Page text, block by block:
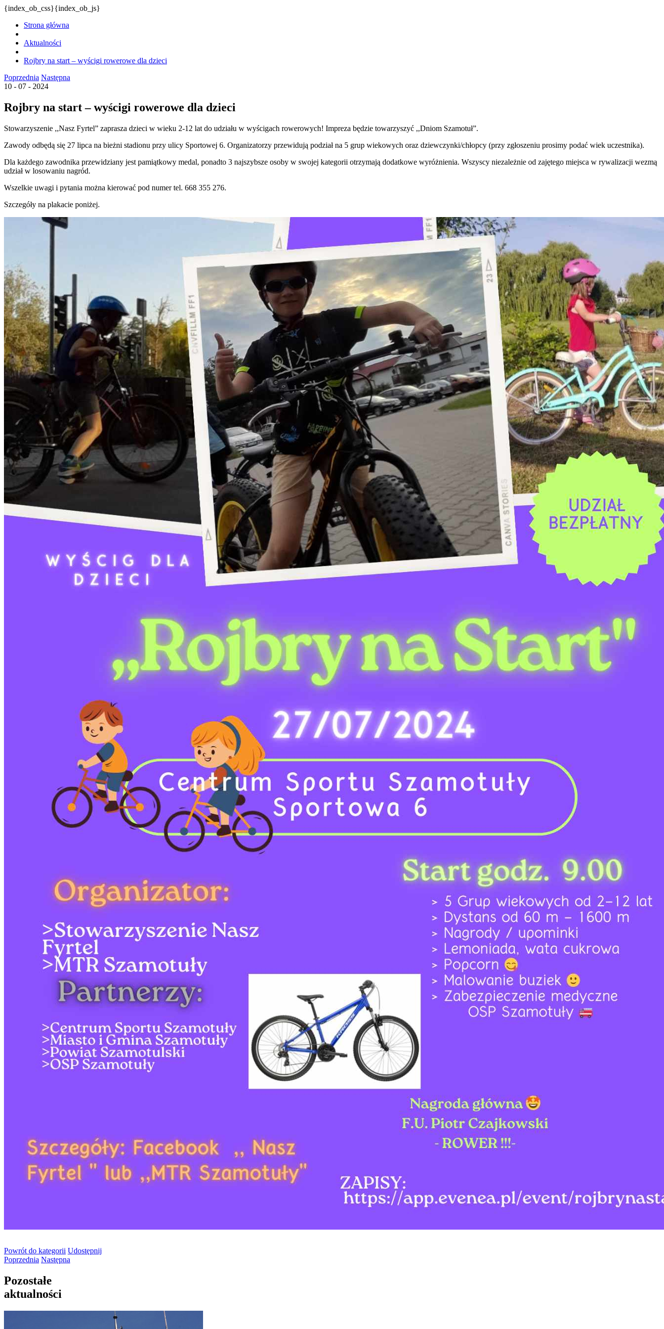
{index_ob_css}{index_ob_js}
Strona główna
Aktualności
Rojbry na start – wyścigi rowerowe dla dzieci
Poprzednia Następna
10 - 07 - 2024
Rojbry na start – wyścigi rowerowe dla dzieci
Stowarzyszenie ,,Nasz Fyrtel” zaprasza dzieci w wieku 2-12 lat do udziału w wyścigach rowerowych! Impreza będzie towarzyszyć ,,Dniom Szamotuł”.
Zawody odbędą się 27 lipca na bieżni stadionu przy ulicy Sportowej 6. Organizatorzy przewidują podział na 5 grup wiekowych oraz dziewczynki/chłopcy (przy zgłoszeniu prosimy podać wiek uczestnika).
Dla każdego zawodnika przewidziany jest pamiątkowy medal, ponadto 3 najszybsze osoby w swojej kategorii otrzymają dodatkowe wyróżnienia. Wszyscy niezależnie od zajętego miejsca w rywalizacji wezmą
udział w losowaniu nagród.
Wszelkie uwagi i pytania można kierować pod numer tel. 668 355 276.
Szczegóły na plakacie poniżej.
Powrót do kategorii Udostępnij
Poprzednia Następna
Pozostałe
aktualności